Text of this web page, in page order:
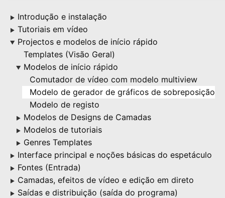
▶ Introdução e instalação
▶ Tutoriais em vídeo
▶
Projectos e modelos de início rápido
Templates (Visão Geral)
▶
Modelos de início rápido
Comutador de vídeo com modelo multiview
Modelo de gerador de gráficos de sobreposição
Modelo de registo
▶ Modelos de Designs de Camadas
▶ Modelos de tutoriais
▶ Genres Templates
▶ Interface principal e noções básicas do espetáculo
▶ Fontes (Entrada)
▶ Camadas, efeitos de vídeo e edição em direto
▶ Saídas e distribuição (saída do programa)